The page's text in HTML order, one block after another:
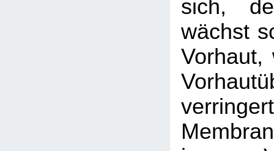
sich,
wächst
Vorhaut,